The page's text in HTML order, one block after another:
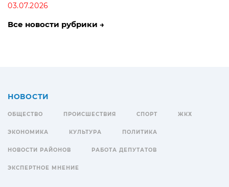
03.07.2026
Все новости рубрики →
НОВОСТИ
ОБЩЕСТВО ПРОИСШЕСТВИЯ СПОРТ ЖКХ
ЭКОНОМИКА КУЛЬТУРА ПОЛИТИКА
НОВОСТИ РАЙОНОВ РАБОТА ДЕПУТАТОВ
ЭКСПЕРТНОЕ МНЕНИЕ